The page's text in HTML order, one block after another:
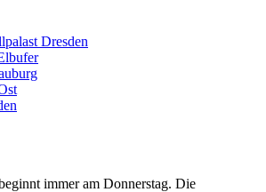
Dresden
immer am Donnerstag. Die